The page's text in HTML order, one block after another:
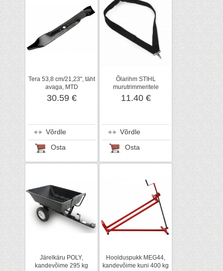
Tera 53,8 cm/21,23", täht
avaga, MTD
30.59 €
Võrdle
Osta
Õlarihm STIHL
murutrimmeritele
11.40 €
Võrdle
Osta
Järelkäru POLY,
kandevõime 295 kg
Hoolduspukk MEG44,
kandevõime kuni 400 kg